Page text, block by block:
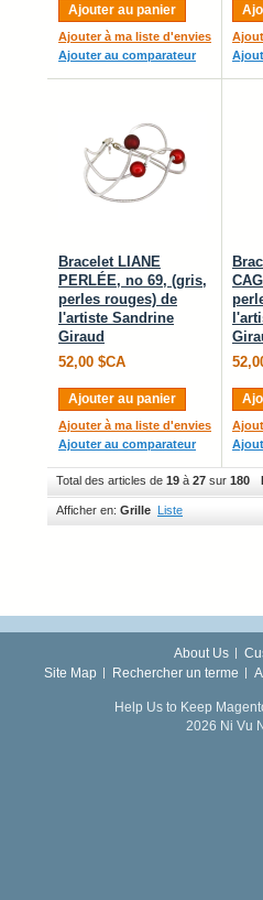
Ajouter au panier
Ajouter à ma liste d'envies
Ajouter au comparateur
Bracelet LIANE
PERLÉE, no 69, (gris,
perles rouges) de
l'artiste Sandrine
Giraud
52,00 $CA
Ajouter au panier
Ajouter à ma liste d'envies
Ajouter au comparateur
Total des articles de 19 à 27 sur 180
Afficher en: Grille Liste
About Us
Site Map
Rechercher un terme
Help Us to Keep
2026 Ni Vu